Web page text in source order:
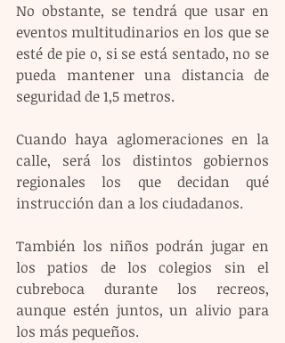
No obstante, se tendrá que usar en
eventos multitudinarios en los que se
esté de pie o, si se está sentado, no se
pueda mantener una distancia de
seguridad de 1,5 metros.
Cuando haya aglomeraciones en la
calle, será los distintos gobiernos
regionales los que decidan qué
instrucción dan a los ciudadanos.
También los niños podrán jugar en
los patios de los colegios sin el
cubreboca durante los recreos,
aunque estén juntos, un alivio para
los más pequeños.